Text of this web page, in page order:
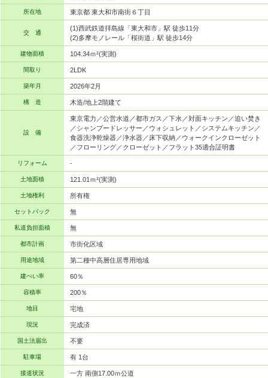
所在地 東京都 東大和市南街６丁目
交 通
(1)西武鉄道拝島線「東大和市」駅 徒歩11分
(2)多摩モノレール「桜街道」駅 徒歩14分
建物面積 104.34ｍ²(実測)
間取り 2LDK
築年月 2026年2月
構 造 木造/地上2階建て
設 備
東京電力／公営水道／都市ガス／下水／対面キッチン／追い焚き
／シャンプードレッサー／ウォシュレット／システムキッチン／
食器洗浄乾燥器／浄水器／床下収納／ウォークインクローゼット
／フローリング／クローゼット／フラット35適合証明書
リフォーム -
土地面積 121.01ｍ²(実測)
土地権利 所有権
セットバック 無
私道負担面積 無
都市計画 市街化区域
用途地域 第二種中高層住居専用地域
建ぺい率 60％
容積率 200％
地目 宅地
現況 完成済
国土法届出 不要
駐車場 有 1台
接道状況 一方 南側17.00ｍ公道